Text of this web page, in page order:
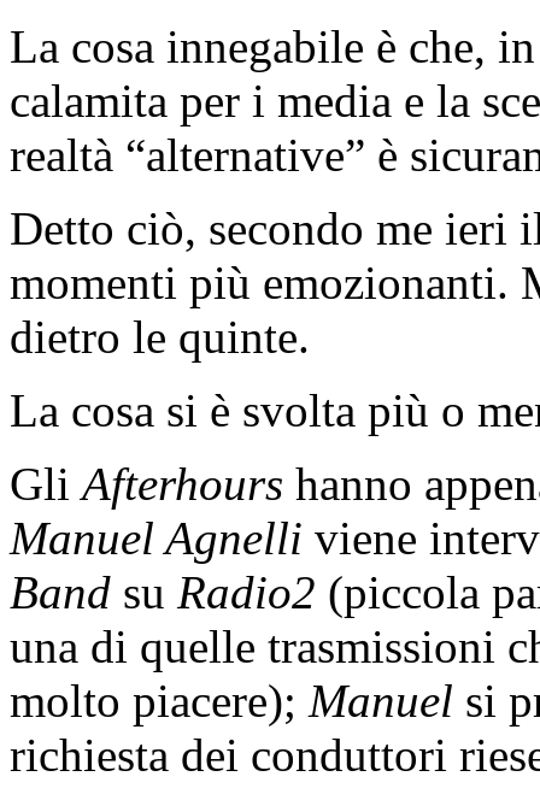
La cosa innegabile è che,
calamita per i media e la
realtà “alternative” è
Detto ciò, secondo me ieri
momenti più emozionanti.
dietro le quinte.
La cosa si è svolta più o
GliAfterhours hanno
Manuel Agnelli viene
Band su Radio2 (piccola
una di quelle trasmissioni
molto piacere); Manuel si
richiesta dei conduttori